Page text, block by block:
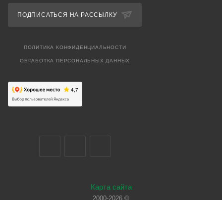
ПОДПИСАТЬСЯ НА РАССЫЛКУ
ПОЛИТИКА КОНФИДЕНЦИАЛЬНОСТИ
ОБРАБОТКА ПЕРСОНАЛЬНЫХ ДАННЫХ
Карта сайта
2000-2026 ©